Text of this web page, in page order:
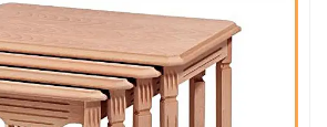
Ahşap Topuz Ayak İmalatı, Modelleri
Masa Ayak İmalatı, Modelleri
İmalatı, Modelleri